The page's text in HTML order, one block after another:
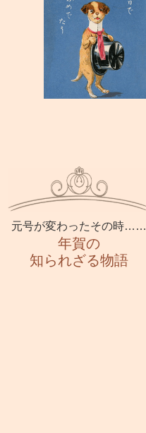
元号が変わったその時……
年賀の
知られざる物語